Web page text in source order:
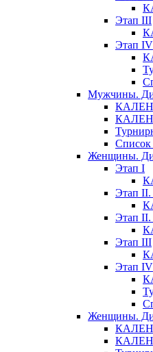
Этап III
Этап IV
Мужчины.
Список
Женщины.
Этап I
Этап II.
Этап II.
Этап III
Этап IV
Женщины.